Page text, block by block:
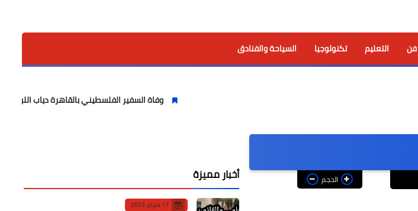
فن التعليم تكنولوجيا السياحة والفنادق
وفاة السفير الفلسطيني بالقاهرة دياب اللوح.. مسيرة وطنية
الحجم أخبار مميزة
17 فبراير 2023